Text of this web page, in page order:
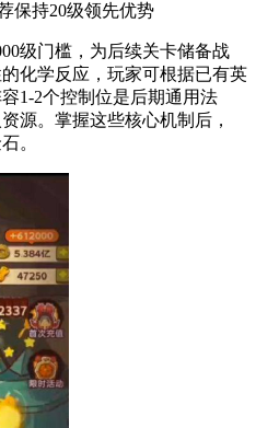
保持20级领先优势
级门槛，为后续关卡储备战
化学反应，玩家可根据已有英
1-2个控制位是后期通用法
源。掌握这些核心机制后，
。